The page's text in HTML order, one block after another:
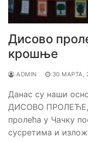
Дисово
крошње
ADMIN 30 МАРТА,
Данас су наши
ДИСОВО ПРОЛЕЋЕ,
пролећа у Чачку
сусретима и